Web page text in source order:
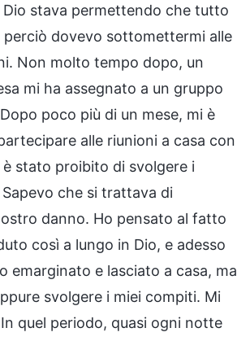
stava permettendo che tutto
perciò dovevo sottomettermi alle
Non molto tempo dopo, un
mi ha assegnato a un gruppo
poco più di un mese, mi è
alle riunioni a casa con
è stato proibito di svolgere i
che si trattava di
danno. Ho pensato al fatto
così a lungo in Dio, e adesso
emarginato e lasciato a casa, ma
svolgere i miei compiti. Mi
quel periodo, quasi ogni notte